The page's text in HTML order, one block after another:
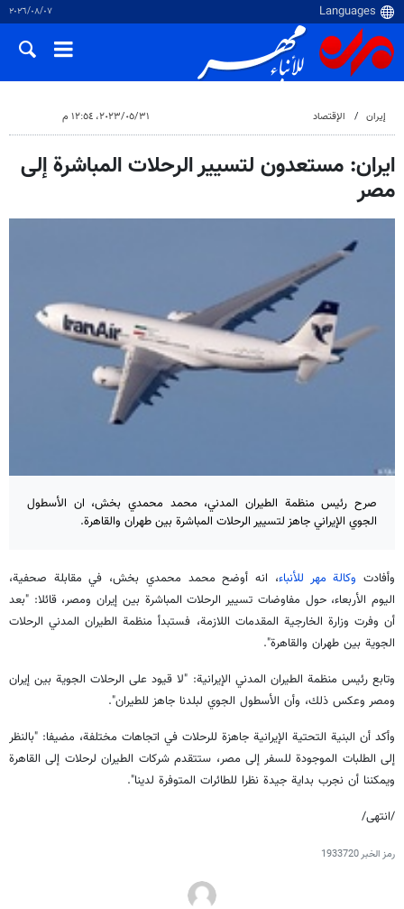
٠٧‏/٠٨‏/٢٠٢٦
إيران الإقتصاد ٣١‏/٠٥‏/٢٠٢٣، ١٢:٥٤ م
ایران: مستعدون لتسيير الرحلات المباشرة إلى
مصر
صرح رئيس منظمة الطيران المدني، محمد محمدي بخش، ان الأسطول
الجوي الإيراني جاهز لتسيير الرحلات المباشرة بين طهران والقاهرة.
وأفادت وكالة مهر للأنباء، انه أوضح محمد محمدي بخش، في مقابلة صحفية،
اليوم الأربعاء، حول مفاوضات تسيير الرحلات المباشرة بين إيران ومصر، قائلا: "بعد
أن وفرت وزارة الخارجية المقدمات اللازمة، فستبدأ منظمة الطيران المدني الرحلات
الجوية بين طهران والقاهرة".
وتابع رئيس منظمة الطيران المدني الإيرانية: "لا قيود على الرحلات الجوية بين إيران
ومصر وعكس ذلك، وأن الأسطول الجوي لبلدنا جاهز للطيران".
وأكد أن البنية التحتية الإيرانية جاهزة للرحلات في اتجاهات مختلفة، مضيفا: "بالنظر
إلى الطلبات الموجودة للسفر إلى مصر، ستتقدم شركات الطيران لرحلات إلى القاهرة
ويمكننا أن نجرب بداية جيدة نظرا للطائرات المتوفرة لدينا".
/انتهى/
رمز الخبر1933720